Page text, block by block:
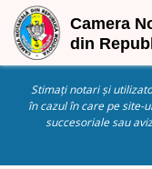
Stimați notari și
în cazul în care pe site-
succesoriale sau